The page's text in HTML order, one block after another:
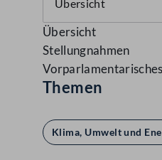
Übersicht
Stellungnahmen
Themen
Klima, Umwelt und